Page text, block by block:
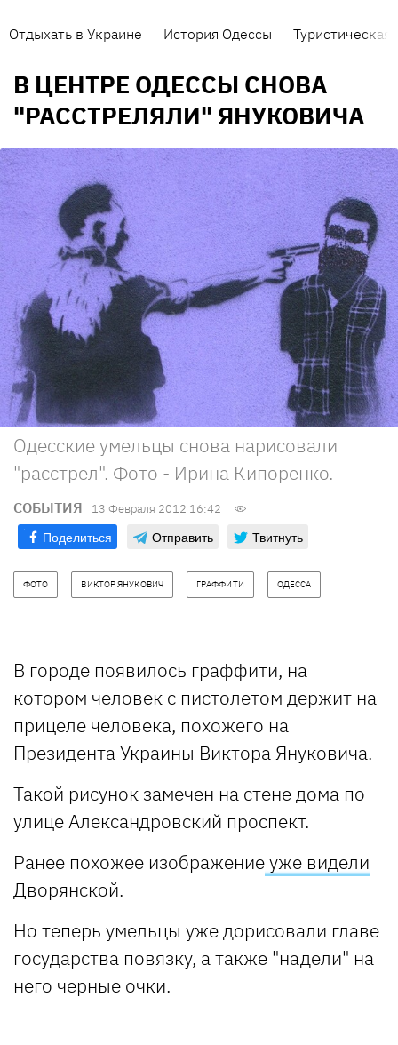
Отдыхать в Украине История Одессы Туристическая
В ЦЕНТРЕ ОДЕССЫ СНОВА
"РАССТРЕЛЯЛИ" ЯНУКОВИЧА
Одесские умельцы снова нарисовали
"расстрел". Фото - Ирина Кипоренко.
СОБЫТИЯ 13 Февраля 2012 16:42
Поделиться Отправить Твитнуть
ФОТО ВИКТОР ЯНУКОВИЧ ГРАФФИТИ ОДЕССА
В городе появилось граффити, на
котором человек с пистолетом держит на
прицеле человека, похожего на
Президента Украины Виктора Януковича.
Такой рисунок замечен на стене дома по
улице Александровский проспект.
Ранее похожее изображениеуже видели
Дворянской.
Но теперь умельцы уже дорисовали главе
государства повязку, а также "надели" на
него черные очки.